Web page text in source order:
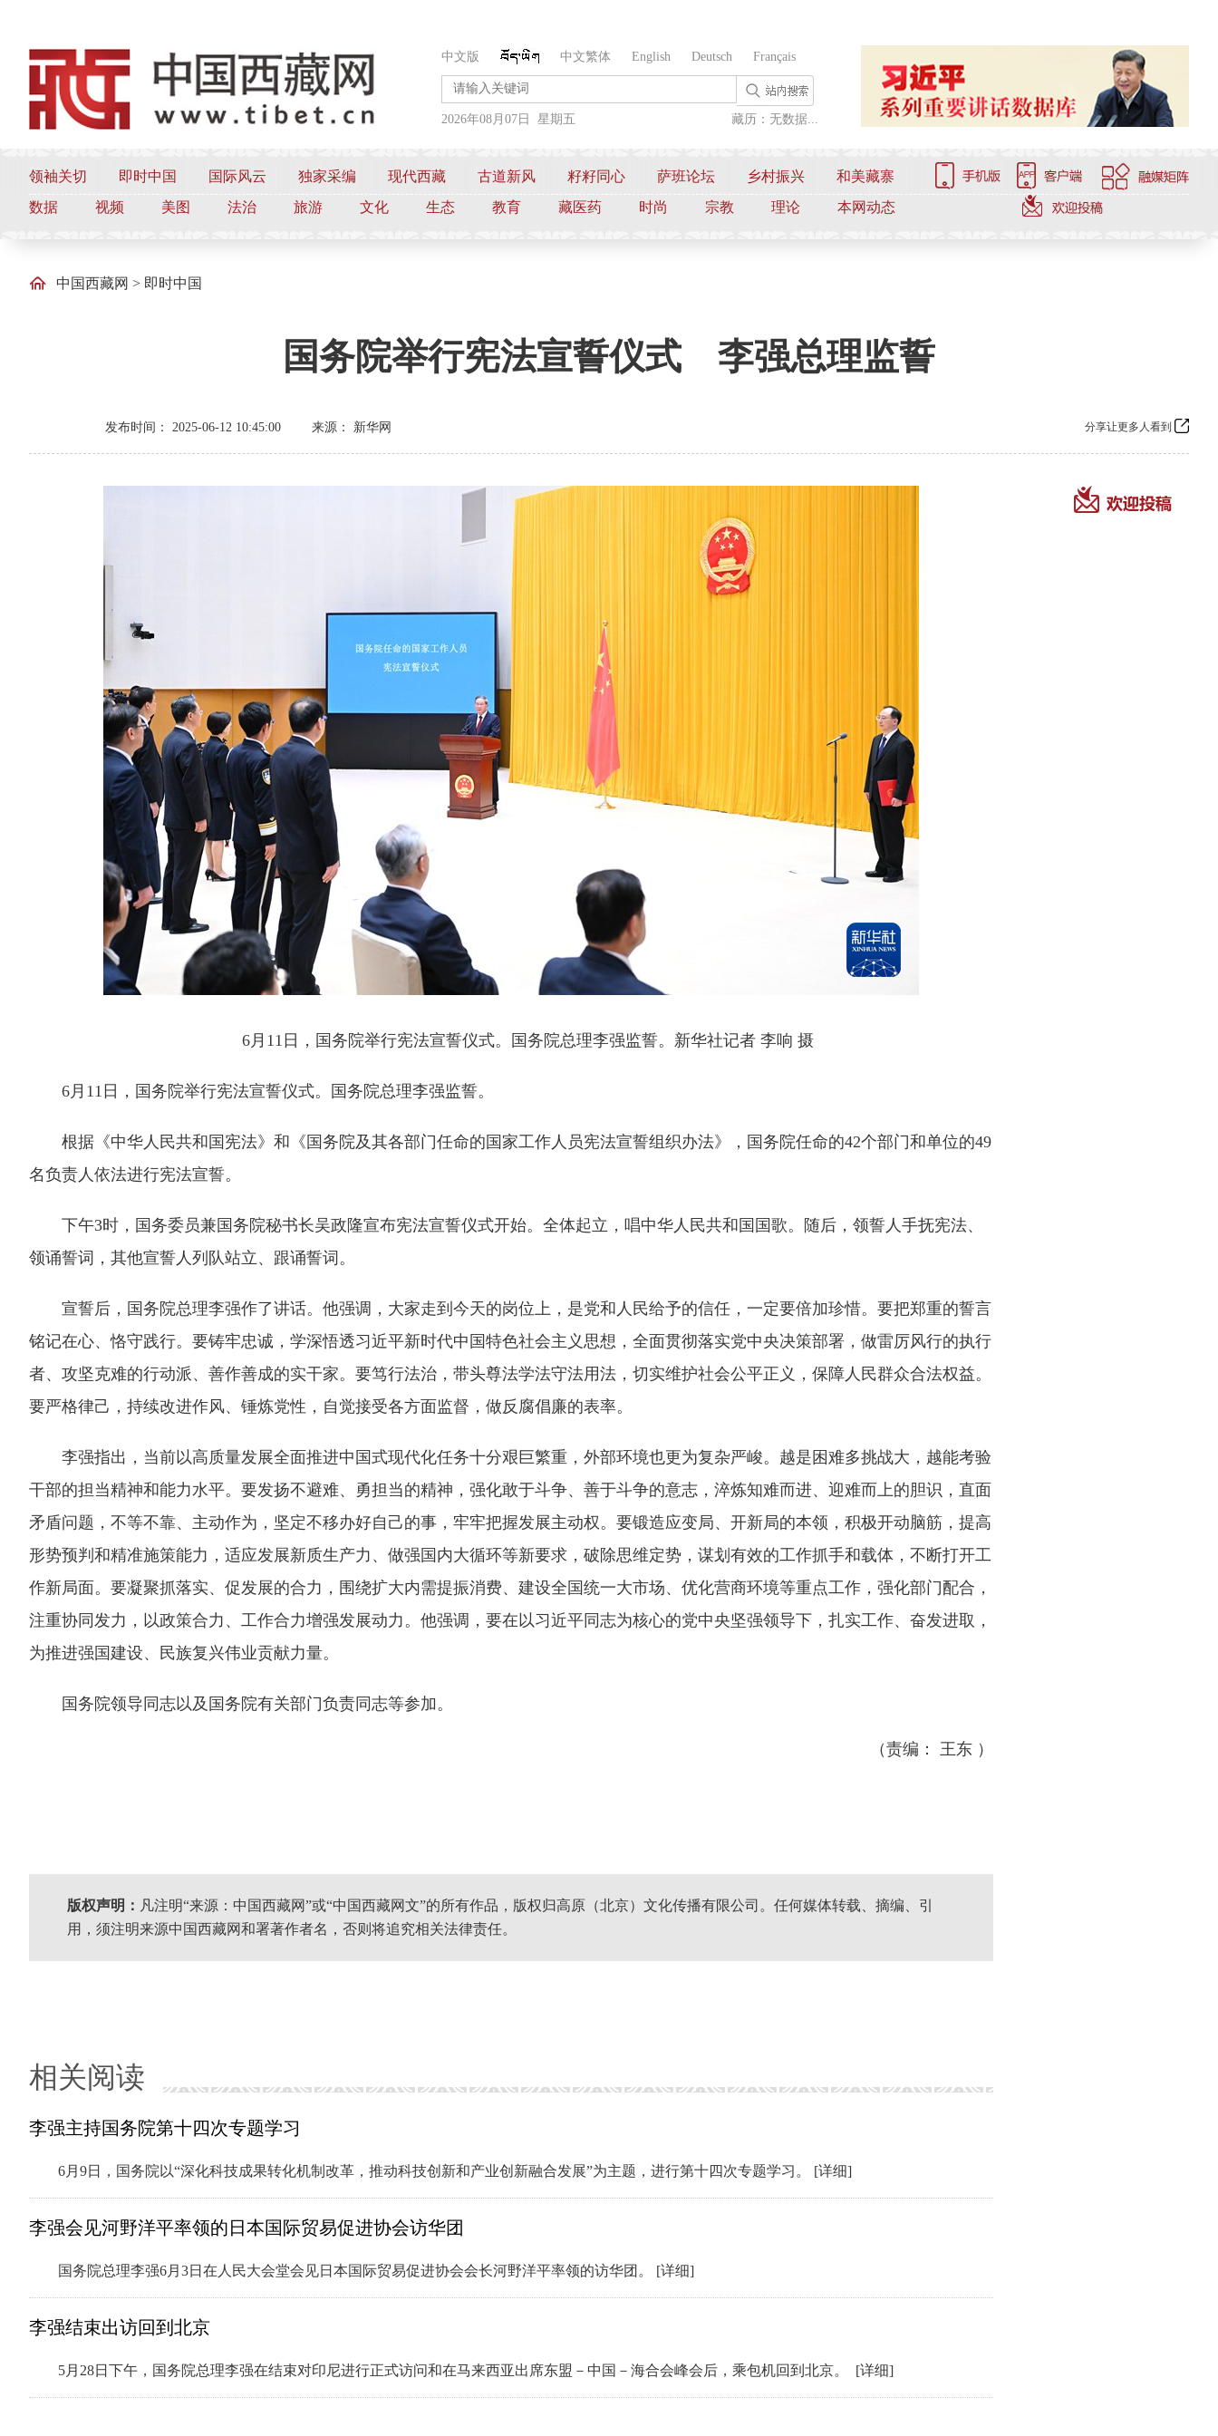
中文版 中文繁体 English Deutsch Français
2026年08月07日 星期五 藏历：无数据...
领袖关切 即时中国 国际风云 独家采编 现代西藏 古道新风 籽籽同心 萨班论坛 乡村振兴
和美藏寨
数据
视频 美图 法治 旅游 文化 生态 教育 藏医药 时尚 宗教 理论 本网动态
中国西藏网 > 即时中国
国务院举行宪法宣誓仪式 李强总理监誓
发布时间： 2025-06-12 10:45:00 来源： 新华网 分享让更多人看到
6月11日，国务院举行宪法宣誓仪式。国务院总理李强监誓。新华社记者 李响 摄
6月11日，国务院举行宪法宣誓仪式。国务院总理李强监誓。
根据《中华人民共和国宪法》和《国务院及其各部门任命的国家工作人员宪法宣誓组织办法》，国务院任命的42个部门和单位的49
名负责人依法进行宪法宣誓。
下午3时，国务委员兼国务院秘书长吴政隆宣布宪法宣誓仪式开始。全体起立，唱中华人民共和国国歌。随后，领誓人手抚宪法、
领诵誓词，其他宣誓人列队站立、跟诵誓词。
宣誓后，国务院总理李强作了讲话。他强调，大家走到今天的岗位上，是党和人民给予的信任，一定要倍加珍惜。要把郑重的誓言
铭记在心、恪守践行。要铸牢忠诚，学深悟透习近平新时代中国特色社会主义思想，全面贯彻落实党中央决策部署，做雷厉风行的执行
者、攻坚克难的行动派、善作善成的实干家。要笃行法治，带头尊法学法守法用法，切实维护社会公平正义，保障人民群众合法权益。
要严格律己，持续改进作风、锤炼党性，自觉接受各方面监督，做反腐倡廉的表率。
李强指出，当前以高质量发展全面推进中国式现代化任务十分艰巨繁重，外部环境也更为复杂严峻。越是困难多挑战大，越能考验
干部的担当精神和能力水平。要发扬不避难、勇担当的精神，强化敢于斗争、善于斗争的意志，淬炼知难而进、迎难而上的胆识，直面
矛盾问题，不等不靠、主动作为，坚定不移办好自己的事，牢牢把握发展主动权。要锻造应变局、开新局的本领，积极开动脑筋，提高
形势预判和精准施策能力，适应发展新质生产力、做强国内大循环等新要求，破除思维定势，谋划有效的工作抓手和载体，不断打开工
作新局面。要凝聚抓落实、促发展的合力，围绕扩大内需提振消费、建设全国统一大市场、优化营商环境等重点工作，强化部门配合，
注重协同发力，以政策合力、工作合力增强发展动力。他强调，要在以习近平同志为核心的党中央坚强领导下，扎实工作、奋发进取，
为推进强国建设、民族复兴伟业贡献力量。
国务院领导同志以及国务院有关部门负责同志等参加。
（责编： 王东 ）
版权声明： 凡注明“来源：中国西藏网”或“中国西藏网文”的所有作品，版权归高原（北京）文化传播有限公司。任何媒体转载、摘编、引
用，须注明来源中国西藏网和署著作者名，否则将追究相关法律责任。
相关阅读
李强主持国务院第十四次专题学习
6月9日，国务院以“深化科技成果转化机制改革，推动科技创新和产业创新融合发展”为主题，进行第十四次专题学习。 [详细]
李强会见河野洋平率领的日本国际贸易促进协会访华团
国务院总理李强6月3日在人民大会堂会见日本国际贸易促进协会会长河野洋平率领的访华团。 [详细]
李强结束出访回到北京
5月28日下午，国务院总理李强在结束对印尼进行正式访问和在马来西亚出席东盟－中国－海合会峰会后，乘包机回到北京。 [详细]